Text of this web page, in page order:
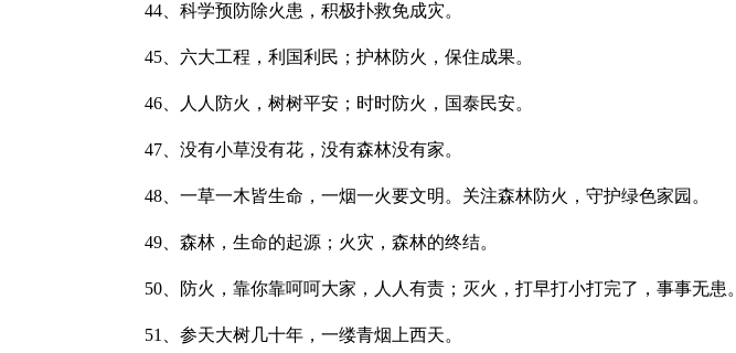
44、科学预防除火患，积极扑救免成灾。
45、六大工程，利国利民；护林防火，保住成果。
46、人人防火，树树平安；时时防火，国泰民安。
47、没有小草没有花，没有森林没有家。
48、一草一木皆生命，一烟一火要文明。关注森林防火，守护绿色家园。
49、森林，生命的起源；火灾，森林的终结。
50、防火，靠你靠呵呵大家，人人有责；灭火，打早打小打完了，事事无患。
51、参天大树几十年，一缕青烟上西天。